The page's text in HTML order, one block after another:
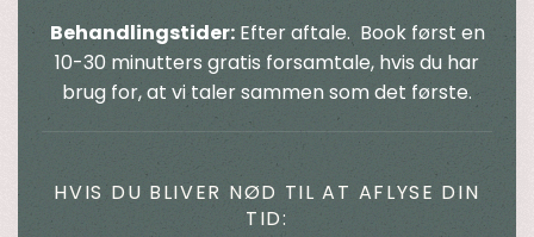
Behandlingstider:Efter aftale. Book først en
10-30 minutters gratis forsamtale, hvis du har
brug for, at vi taler sammen som det første.
HVIS DU BLIVER NØD TIL AT AFLYSE DIN
TID: